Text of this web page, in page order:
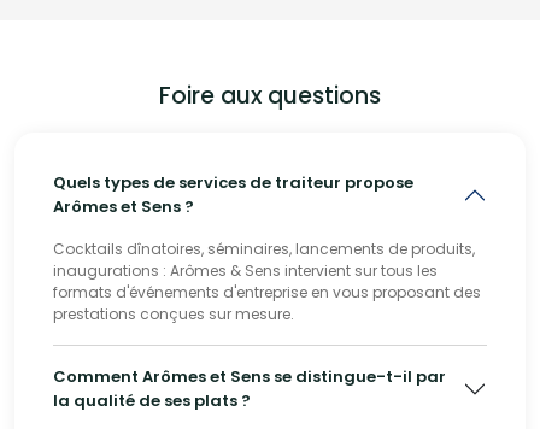
Foire aux questions
Quels types de services de traiteur propose
Arômes et Sens ?
Cocktails dînatoires, séminaires, lancements de produits,
inaugurations : Arômes & Sens intervient sur tous les
formats d'événements d'entreprise en vous proposant des
prestations conçues sur mesure.
Comment Arômes et Sens se distingue-t-il par
la qualité de ses plats ?